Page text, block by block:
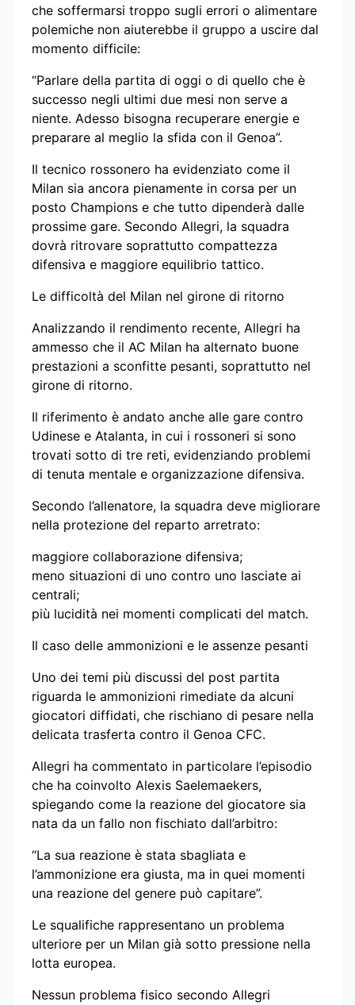
che soffermarsi troppo sugli errori o alimentare
polemiche non aiuterebbe il gruppo a uscire dal
momento difficile:
“Parlare della partita di oggi o di quello che è
successo negli ultimi due mesi non serve a
niente. Adesso bisogna recuperare energie e
preparare al meglio la sfida con il Genoa”.
Il tecnico rossonero ha evidenziato come il
Milan sia ancora pienamente in corsa per un
posto Champions e che tutto dipenderà dalle
prossime gare. Secondo Allegri, la squadra
dovrà ritrovare soprattutto compattezza
difensiva e maggiore equilibrio tattico.
Le difficoltà del Milan nel girone di ritorno
Analizzando il rendimento recente, Allegri ha
ammesso che il AC Milan ha alternato buone
prestazioni a sconfitte pesanti, soprattutto nel
girone di ritorno.
Il riferimento è andato anche alle gare contro
Udinese e Atalanta, in cui i rossoneri si sono
trovati sotto di tre reti, evidenziando problemi
di tenuta mentale e organizzazione difensiva.
Secondo l’allenatore, la squadra deve migliorare
nella protezione del reparto arretrato:
maggiore collaborazione difensiva;
meno situazioni di uno contro uno lasciate ai
centrali;
più lucidità nei momenti complicati del match.
Il caso delle ammonizioni e le assenze pesanti
Uno dei temi più discussi del post partita
riguarda le ammonizioni rimediate da alcuni
giocatori diffidati, che rischiano di pesare nella
delicata trasferta contro il Genoa CFC.
Allegri ha commentato in particolare l’episodio
che ha coinvolto Alexis Saelemaekers,
spiegando come la reazione del giocatore sia
nata da un fallo non fischiato dall’arbitro:
“La sua reazione è stata sbagliata e
l’ammonizione era giusta, ma in quei momenti
una reazione del genere può capitare”.
Le squalifiche rappresentano un problema
ulteriore per un Milan già sotto pressione nella
lotta europea.
Nessun problema fisico secondo Allegri